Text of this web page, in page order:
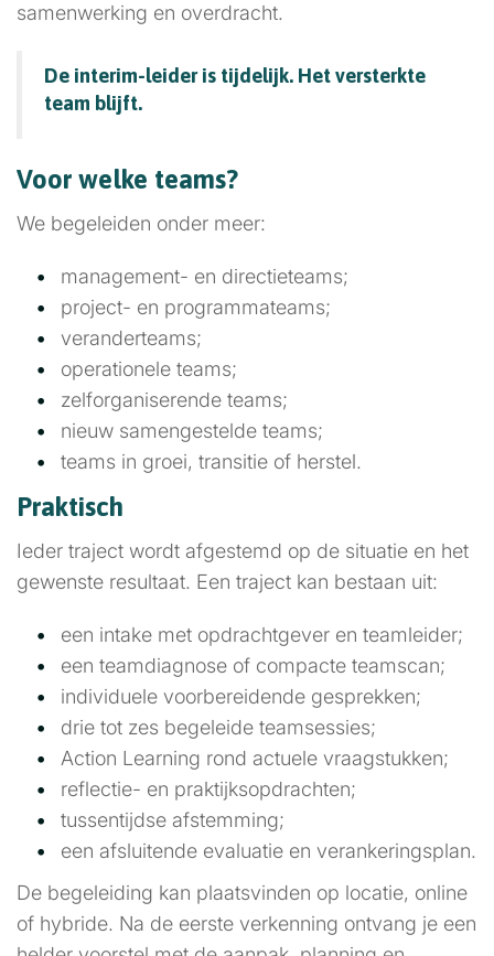
samenwerking en overdracht.
De interim-leider is tijdelijk. Het versterkte
team blijft.
Voor welke teams?
We begeleiden onder meer:
management- en directieteams;
project- en programmateams;
veranderteams;
operationele teams;
zelforganiserende teams;
nieuw samengestelde teams;
teams in groei, transitie of herstel.
Praktisch
Ieder traject wordt afgestemd op de situatie en het
gewenste resultaat. Een traject kan bestaan uit:
een intake met opdrachtgever en teamleider;
een teamdiagnose of compacte teamscan;
individuele voorbereidende gesprekken;
drie tot zes begeleide teamsessies;
Action Learning rond actuele vraagstukken;
reflectie- en praktijksopdrachten;
tussentijdse afstemming;
een afsluitende evaluatie en verankeringsplan.
De begeleiding kan plaatsvinden op locatie, online
of hybride. Na de eerste verkenning ontvang je een